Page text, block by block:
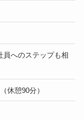
員へのステップも相
休憩90分）